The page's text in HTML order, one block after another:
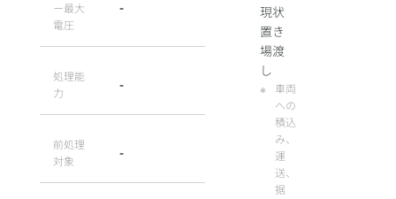
ー最大
電圧
-
処理能
力
-
前処理
対象
-
現状
置き
場渡
し
車両
への
積込
み、
運
送、
据